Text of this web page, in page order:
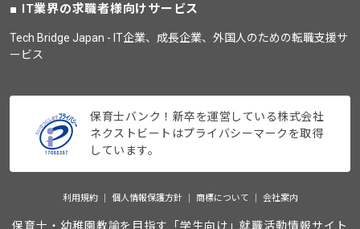
IT業界の求職者様向けサービス
Tech Bridge Japan - IT企業、成長企業、外国人のための転職支援サ
ービス
保育士バンク！新卒を運営している株式会社
ネクストビートはプライバシーマークを取得
しています。
利用規約 個人情報保護方針 商標について 会社案内
保育士・幼稚園教諭を目指す「学生向け」就職活動情報サイト